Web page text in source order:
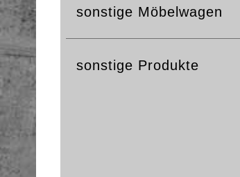
sonstige Möbelwagen
sonstige Produkte